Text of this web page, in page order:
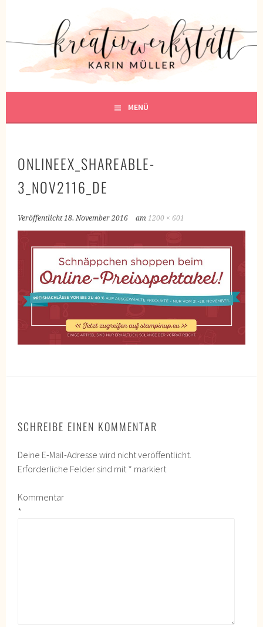
KREATIVWERKSTATT
KREATIV SEIN
MENÜ
ONLINEEX_SHAREABLE-
3_NOV2116_DE
Veröffentlicht18. November 2016 am 1200 × 601
SCHREIBE EINEN KOMMENTAR
Deine E-Mail-Adresse wird nicht veröffentlicht.
Erforderliche Felder sind mit * markiert
Kommentar
*